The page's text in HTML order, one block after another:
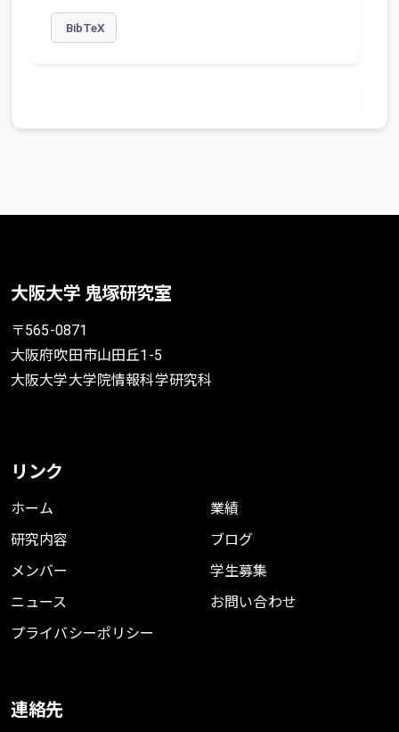
BibTeX
Proximity Preserving Nonnegative
Makoto Onizuka
Yuya Ogawa
情報処理学会論文誌データベース (TOD)
大阪大学 鬼塚研究室
〒565-0871
大阪府吹田市山田丘1-5
大阪大学大学院情報科学研究科
リンク
ホーム
研究内容
メンバー
ニュース
プライバシーポリシー
業績
ブログ
学生募集
お問い合わせ
連絡先